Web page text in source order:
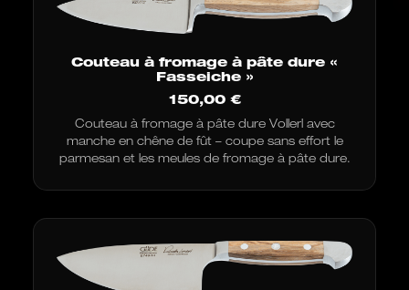
Couteau à fromage à pâte dure «
Fasseiche »
150,00 €
Couteau à fromage à pâte dure Vollerl avec
manche en chêne de fût – coupe sans effort le
parmesan et les meules de fromage à pâte dure.